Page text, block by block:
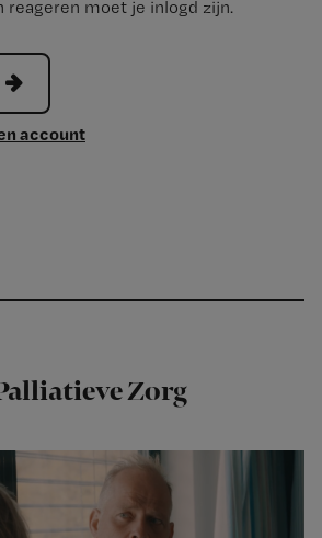
reageren moet je inlogd zijn.
account
Zorg